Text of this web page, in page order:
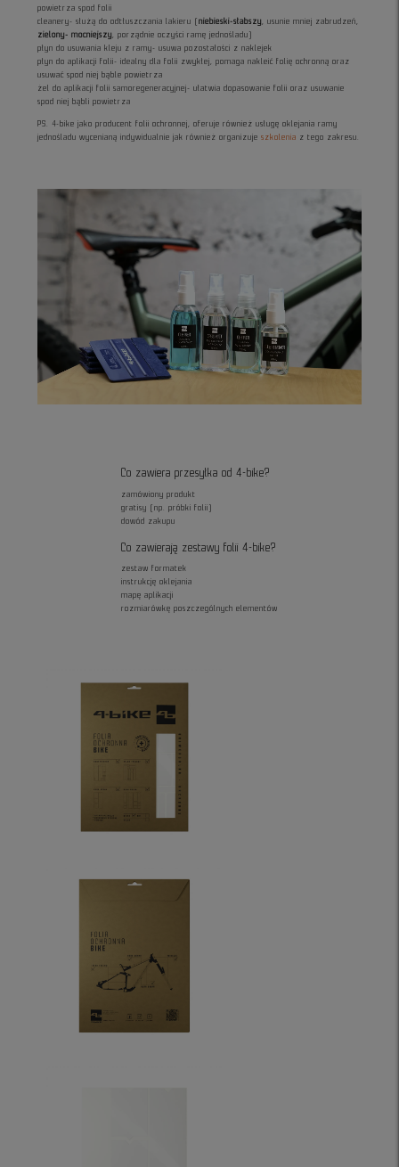
powietrza spod folii
cleanery- służą do odtłuszczania lakieru (niebieski-słabszy
, usunie mniej zabrudzeń,
zielony- mocniejszy
, porządnie oczyści ramę jednośladu)
płyn do usuwania kleju z ramy- usuwa pozostałości z naklejek
płyn do aplikacji folii- idealny dla folii zwykłej, pomaga nakleić folię ochronną oraz
usuwać spod niej bąble powietrza
żel do aplikacji folii samoregeneracyjnej- ułatwia dopasowanie folii oraz usuwanie
spod niej bąbli powietrza
PS. 4-bike jako producent folii ochronnej, oferuje również usługę oklejania ramy
jednośladu wycenianą indywidualnie jak również organizujeszkolenia z tego zakresu.
Co zawiera przesyłka od 4-bike?
zamówiony produkt
gratisy (np. próbki folii)
dowód zakupu
Co zawierają zestawy folii 4-bike?
zestaw formatek
instrukcję oklejania
mapę aplikacji
rozmiarówkę poszczególnych elementów